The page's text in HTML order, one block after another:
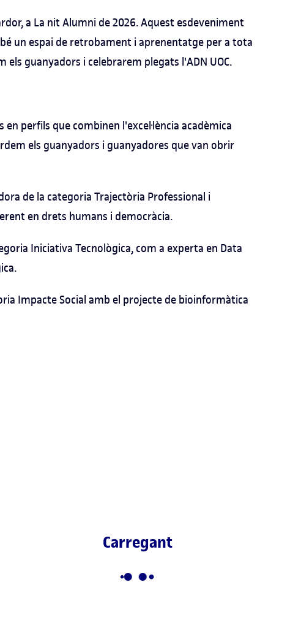
a La nit Alumni de 2026. Aquest esdeveniment
un espai de retrobament i aprenentatge per a tota
guanyadors i celebrarem plegats l'ADN UOC.
en perfils que combinen l'excel·lència acadèmica
els guanyadors i guanyadores que van obrir
de la categoria Trajectòria Professional i
en drets humans i democràcia.
Iniciativa Tecnològica, com a experta en Data
Impacte Social amb el projecte de bioinformàtica
Carregant